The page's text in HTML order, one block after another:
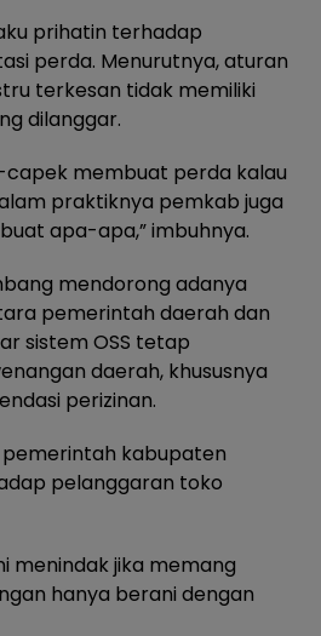
prihatin terhadap
perda. Menurutnya, aturan
terkesan tidak memiliki
dilanggar.
membuat perda kalau
praktiknya pemkab juga
apa-apa,” imbuhnya.
mendorong adanya
pemerintah daerah dan
sistem OSS tetap
daerah, khususnya
perizinan.
pemerintah kabupaten
pelanggaran toko
menindak jika memang
hanya berani dengan